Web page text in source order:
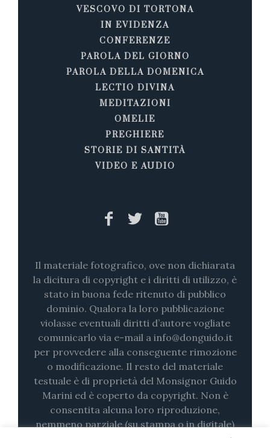
VESCOVO DI TORTONA
IN EVIDENZA
CONFERENZE
PAROLA DEL GIORNO
PAROLA DELLA DOMENICA
LECTIO DIVINA
MEDITAZIONI
OMELIE
PREGHIERE
STORIE DI SANTITÀ
VIDEO E AUDIO
Il materiale fotografico, ove non dichiarata
la dicitura di copyright e i diritti di utilizzo, è
stato in buona fede ritenuto di pubblico
dominio. Qualora la loro pubblicazione
violasse eventuali diritti d’autore vogliate
comunicarlo via e-mail a info@donguido.it
per provvedere alla conseguente rimozione
o modificazione. Il resto del materiale
testuale è di proprietà del Monsignor Guido
Marini ed è coperto da copyright. Non è
consentita alcuna loro riproduzione,
nemmeno parziale (su stampa o in digitale)